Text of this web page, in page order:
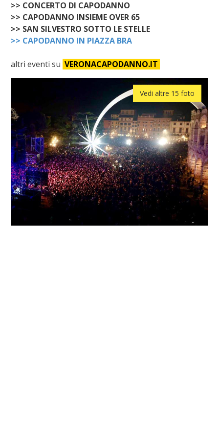
>> CONCERTO DI CAPODANNO
>> CAPODANNO INSIEME OVER 65
>> SAN SILVESTRO SOTTO LE STELLE
>> CAPODANNO IN PIAZZA BRA
altri eventi su VERONACAPODANNO.IT
Vedi altre 15 foto